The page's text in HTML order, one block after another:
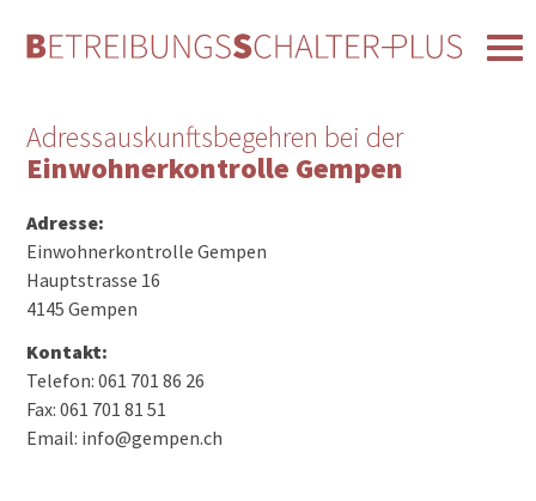
Adressauskunftsbegehren bei der
Einwohnerkontrolle Gempen
Adresse:
Einwohnerkontrolle Gempen
Hauptstrasse 16
4145 Gempen
Kontakt:
Telefon: 061 701 86 26
Fax: 061 701 81 51
Email: info@gempen.ch